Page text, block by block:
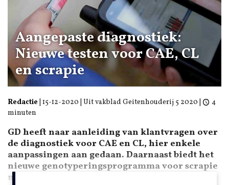
Aangepaste diagnostiek:
Nieuwe testen voor CAE, CL
en scrapie
Redactie 15-12-2020 | Uit vakblad Geitenhouderij 5 2020 |
4
minuten
GD heeft naar aanleiding van klantvragen over
de diagnostiek voor CAE en CL, hier enkele
aanpassingen aan gedaan. Daarnaast biedt het
nieuwe genotyperingsprogramma voor scrapie
mogelijkheden voor de export van geiten.